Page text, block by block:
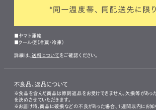
■ヤマト運輸
■クール便（冷蔵・冷凍）
詳細は、 送料について をご確認ください。
不良品、返品について
※食品を含んだ商品は原則返品をお受けできません。欠損等があっ
を決めさせていただきます。
※お届け時、商品に破損などの不良があった場合、1週間以内にお知